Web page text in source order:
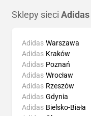
Sklepy sieci Adidas
Adidas Warszawa
Adidas Kraków
Adidas Poznań
Adidas Wrocław
Adidas Rzeszów
Adidas Gdynia
Adidas Bielsko-Biała